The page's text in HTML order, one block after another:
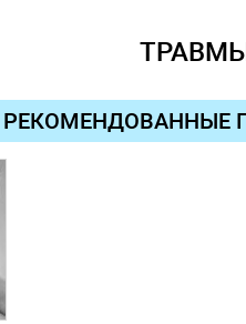
РЕКОМЕНДОВАННЫЕ